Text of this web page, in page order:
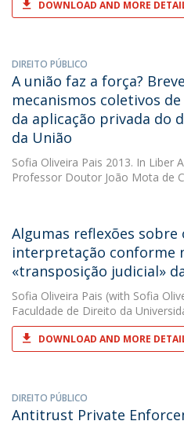
DOWNLOAD AND MORE
DIREITO PÚBLICO
A união faz a força?
mecanismos coletivos
da aplicação privada do
da União
Sofia Oliveira Pais 2013. In Liber
Professor Doutor João Mota de
Algumas reflexões
interpretação conforme
«transposição judicial»
Sofia Oliveira Pais (with Sofia
Faculdade de Direito da
DOWNLOAD AND MORE
DIREITO PÚBLICO
Antitrust Private